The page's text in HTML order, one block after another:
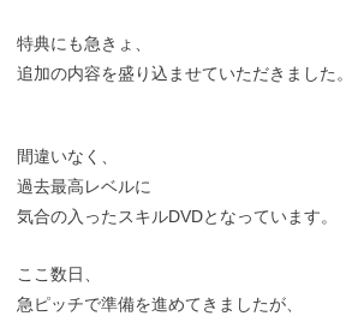
特典にも急きょ、
追加の内容を盛り込ませていただきました。
間違いなく、
過去最高レベルに
気合の入ったスキルDVDとなっています。
ここ数日、
急ピッチで準備を進めてきましたが、